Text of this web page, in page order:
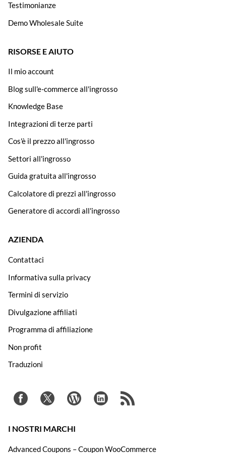
Testimonianze
Demo Wholesale Suite
RISORSE E AIUTO
Il mio account
Blog sull'e-commerce all'ingrosso
Knowledge Base
Integrazioni di terze parti
Cos'è il prezzo all'ingrosso
Settori all'ingrosso
Guida gratuita all'ingrosso
Calcolatore di prezzi all'ingrosso
Generatore di accordi all'ingrosso
AZIENDA
Contattaci
Informativa sulla privacy
Termini di servizio
Divulgazione affiliati
Programma di affiliazione
Non profit
Traduzioni
I NOSTRI MARCHI
Advanced Coupons – Coupon WooCommerce